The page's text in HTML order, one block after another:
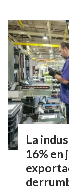
La
16% en